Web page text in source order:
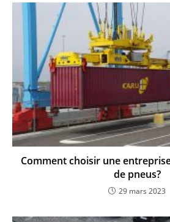
Comment choisir une
de pneus?
29 mars 2023